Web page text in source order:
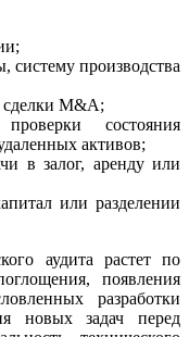
систему производства
сделки M&A;
состояния
активов;
в залог, аренду или
или разделении
аудита растет по
появления
разработки
новых задач перед